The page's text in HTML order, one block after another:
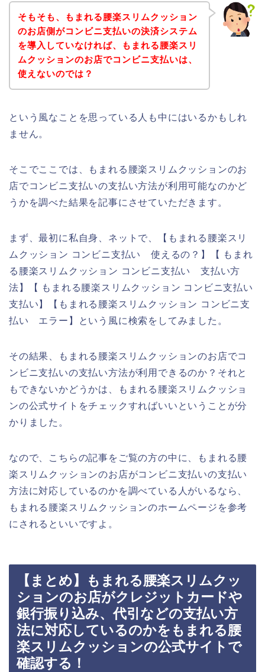
そもそも、もまれる腰楽スリムクッション
のお店側がコンビニ支払いの決済システム
を導入していなければ、もまれる腰楽スリ
ムクッションのお店でコンビニ支払いは、
使えないのでは？
という風なことを思っている人も中にはいるかもしれ
ません。
そこでここでは、もまれる腰楽スリムクッションのお
店でコンビニ支払いの支払い方法が利用可能なのかど
うかを調べた結果を記事にさせていただきます。
まず、最初に私自身、ネットで、【もまれる腰楽スリ
ムクッション コンビニ支払い 使えるの？】【 もまれ
る腰楽スリムクッション コンビニ支払い 支払い方
法】【 もまれる腰楽スリムクッション コンビニ支払い
支払い】【もまれる腰楽スリムクッション コンビニ支
払い エラー】という風に検索をしてみました。
その結果、もまれる腰楽スリムクッションのお店でコ
ンビニ支払いの支払い方法が利用できるのか？それと
もできないかどうかは、もまれる腰楽スリムクッショ
ンの公式サイトをチェックすればいいということが分
かりました。
なので、こちらの記事をご覧の方の中に、もまれる腰
楽スリムクッションのお店がコンビニ支払いの支払い
方法に対応しているのかを調べている人がいるなら、
もまれる腰楽スリムクッションのホームページを参考
にされるといいですよ。
【まとめ】もまれる腰楽スリムクッ
ションのお店がクレジットカードや
銀行振り込み、代引などの支払い方
法に対応しているのかをもまれる腰
楽スリムクッションの公式サイトで
確認する！